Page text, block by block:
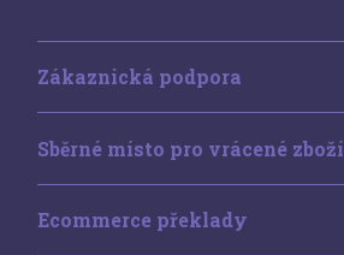
Zákaznická podpora
Sběrné místo pro vrácené zboží
Ecommerce překlady